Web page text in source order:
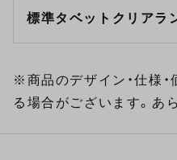
標準タベットクリアラ
※商品のデザイン・仕様
る場合がございます。あ